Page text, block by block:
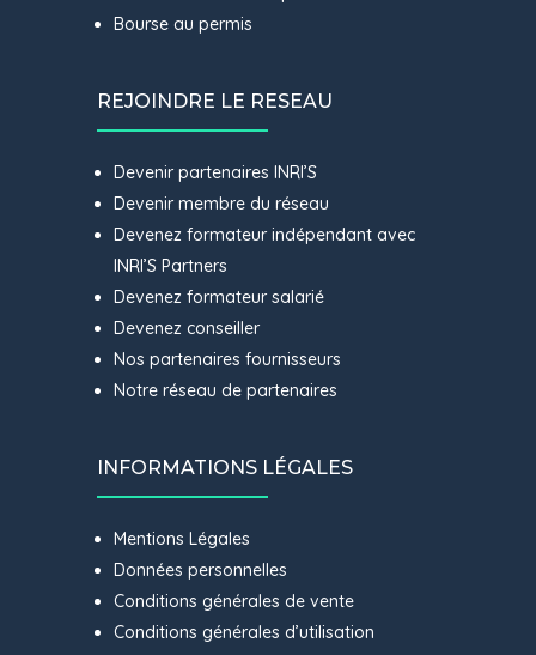
Bourse au permis
REJOINDRE LE RESEAU
Devenir partenaires INRI’S
Devenir membre du réseau
Devenez formateur indépendant avec
INRI’S Partners
Devenez formateur salarié
Devenez conseiller
Nos partenaires fournisseurs
Notre réseau de partenaires
INFORMATIONS LÉGALES
Mentions Légales
Données personnelles
Conditions générales de vente
Conditions générales d’utilisation